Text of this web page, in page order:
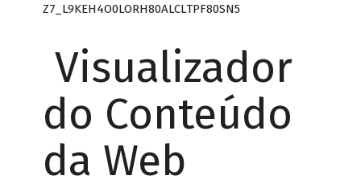
Z7_L9KEH4O0LORH80ALCLTPF80SN5
Visualizador
do Conteúdo
da Web